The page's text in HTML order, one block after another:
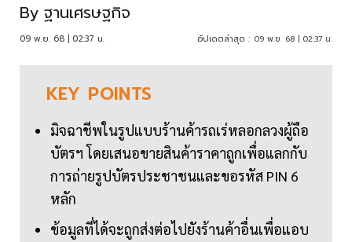
By ฐานเศรษฐกิจ
09 พ.ย. 68 | 02:37 น. อัปเดตล่าสุด : 09 พ.ย. 68 | 02:37 น.
KEY POINTS
มิจฉาชีพในรูปแบบร้านค้ารถเร่หลอกลวงผู้ถือ
บัตรฯ โดยเสนอขายสินค้าราคาถูกเพื่อแลกกับ
การถ่ายรูปบัตรประชาชนและขอรหัส PIN 6
หลัก
ข้อมูลที่ได้จะถูกส่งต่อไปยังร้านค้าอื่นเพื่อแอบ